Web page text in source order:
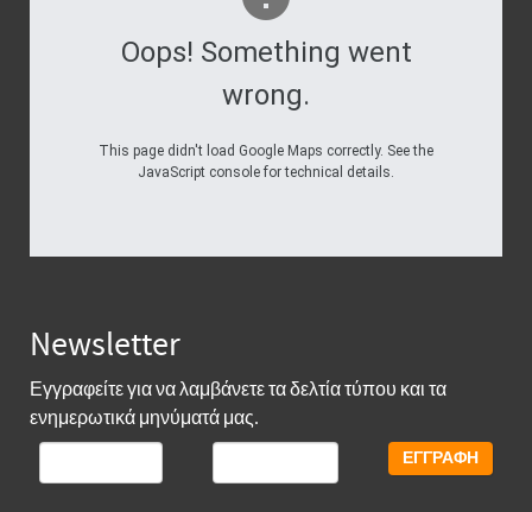
Oops! Something went
wrong.
This page didn't load Google Maps correctly. See the
JavaScript console for technical details.
Newsletter
Εγγραφείτε για να λαμβάνετε τα δελτία τύπου και τα
ενημερωτικά μηνύματά μας.